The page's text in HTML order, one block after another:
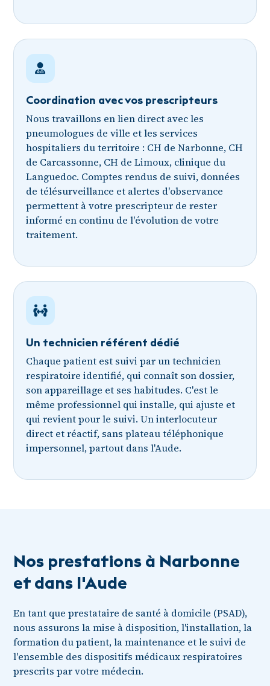
Coordination avec vos prescripteurs
Nous travaillons en lien direct avec les
pneumologues de ville et les services
hospitaliers du territoire : CH de Narbonne, CH
de Carcassonne, CH de Limoux, clinique du
Languedoc. Comptes rendus de suivi, données
de télésurveillance et alertes d'observance
permettent à votre prescripteur de rester
informé en continu de l'évolution de votre
traitement.
Un technicien référent dédié
Chaque patient est suivi par un technicien
respiratoire identifié, qui connaît son dossier,
son appareillage et ses habitudes. C'est le
même professionnel qui installe, qui ajuste et
qui revient pour le suivi. Un interlocuteur
direct et réactif, sans plateau téléphonique
impersonnel, partout dans l'Aude.
Nos prestations à Narbonne
et dans l'Aude
En tant que prestataire de santé à domicile (PSAD),
nous assurons la mise à disposition, l'installation, la
formation du patient, la maintenance et le suivi de
l'ensemble des dispositifs médicaux respiratoires
prescrits par votre médecin.